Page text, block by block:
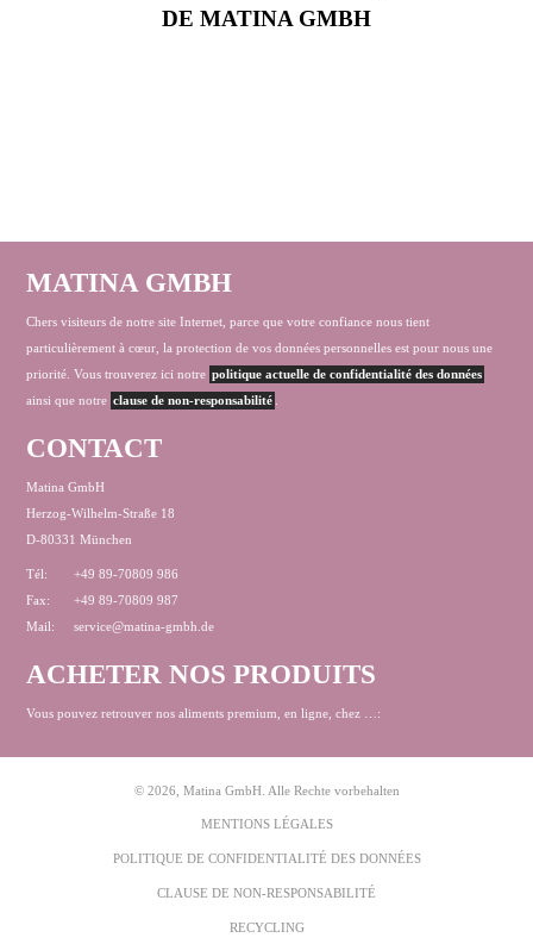
DE MATINA GMBH
MATINA GMBH
Chers visiteurs de notre site Internet, parce que votre confiance nous tient
particulièrement à cœur, la protection de vos données personnelles est pour nous une
priorité. Vous trouverez ici notre politique actuelle de confidentialité des données
ainsi que notre clause de non-responsabilité
CONTACT
Matina GmbH
Herzog-Wilhelm-Straße 18
D-80331 München
Tél:
+49 89-70809 986
Fax:
+49 89-70809 987
Mail:
service@matina-gmbh.de
ACHETER NOS PRODUITS
Vous pouvez retrouver nos aliments premium, en ligne, chez …:
© 2026, Matina GmbH. Alle Rechte vorbehalten
MENTIONS LÉGALES
POLITIQUE DE CONFIDENTIALITÉ DES DONNÉES
CLAUSE DE NON-RESPONSABILITÉ
RECYCLING